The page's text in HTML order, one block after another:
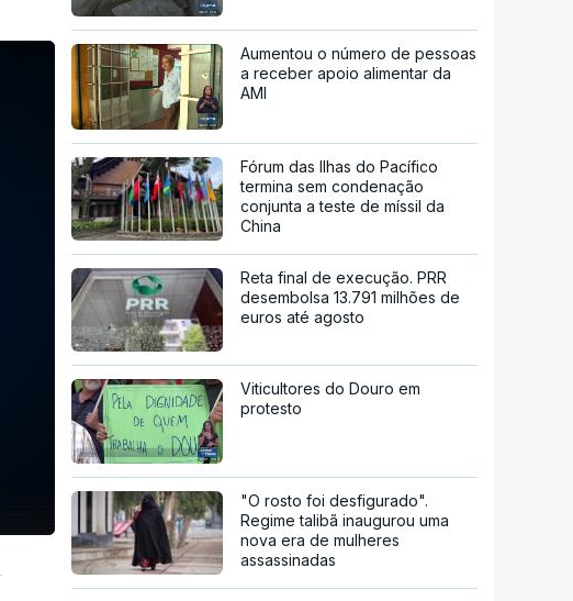
Aumentou o número de pessoas
a receber apoio alimentar da
AMI
Fórum das Ilhas do Pacífico
termina sem condenação
conjunta a teste de míssil da
China
Reta final de execução. PRR
desembolsa 13.791 milhões de
euros até agosto
Viticultores do Douro em
protesto
"O rosto foi desfigurado".
Regime talibã inaugurou uma
nova era de mulheres
assassinadas